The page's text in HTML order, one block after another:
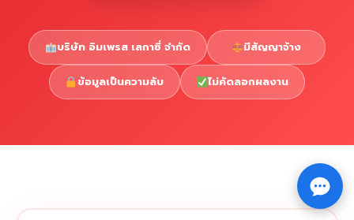
Copyright © 2026 รับทำวิจัย รับทำวิทยานิพนธ์ รับทำ⇧
บริษัท อิมเพรส เลกาซี่ จำกัด มีสัญญาจ้าง
ข้อมูลเป็นความลับ ไม่คัดลอกผลงาน